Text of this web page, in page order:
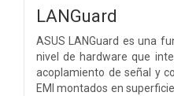
LANGuard
ASUS LANGuard es una
nivel de hardware que
acoplamiento de señal y
EMI montados en